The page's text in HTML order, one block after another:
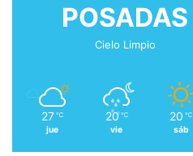
POSADAS
Cielo Limpio
27 ℃
jue
20 ℃
vie
20 ℃
sáb